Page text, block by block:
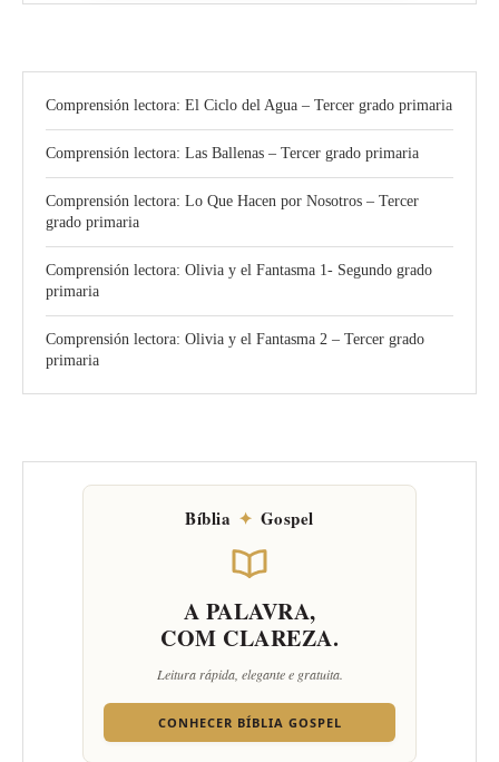
Comprensión lectora: El Ciclo del Agua – Tercer grado primaria
Comprensión lectora: Las Ballenas – Tercer grado primaria
Comprensión lectora: Lo Que Hacen por Nosotros – Tercer
grado primaria
Comprensión lectora: Olivia y el Fantasma 1- Segundo grado
primaria
Comprensión lectora: Olivia y el Fantasma 2 – Tercer grado
primaria
Bíblia ✦ Gospel
A PALAVRA,
COM CLAREZA.
Leitura rápida, elegante e gratuita.
CONHECER BÍBLIA GOSPEL